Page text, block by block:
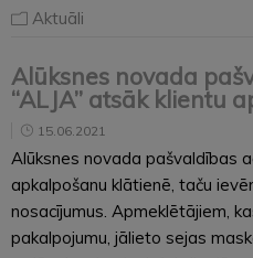
Aktuāli
Alūksnes novada
“ALJA” atsāk klientu
15.06.2021
Alūksnes novada pašvaldības
apkalpošanu klātienē, taču
nosacījumus. Apmeklētājiem,
pakalpojumu, jālieto sejas